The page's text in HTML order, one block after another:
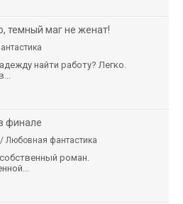
темный маг не женат!
найти работу? Легко.
финале
Любовная фантастика
роман.